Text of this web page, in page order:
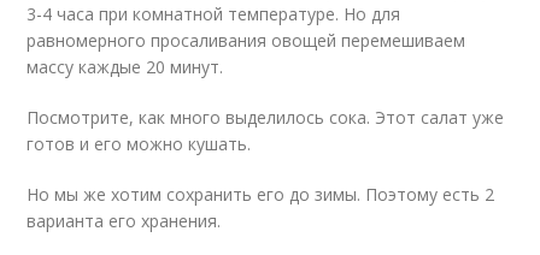
3-4 часа при комнатной температуре. Но для
равномерного просаливания овощей перемешиваем
массу каждые 20 минут.
Посмотрите, как много выделилось сока. Этот салат уже
готов и его можно кушать.
Но мы же хотим сохранить его до зимы. Поэтому есть 2
варианта его хранения.